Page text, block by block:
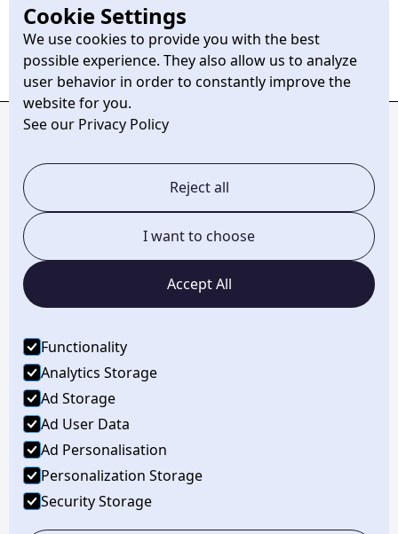
Cookie Settings
We use cookies to provide you with the best
possible experience. They also allow us to analyze
user behavior in order to constantly improve the
website for you.
See our Privacy Policy
Reject all
I want to choose
Accept All
Functionality
Analytics Storage
Ad Storage
Ad User Data
Ad Personalisation
Personalization Storage
Security Storage
Termin vereinbaren
Pentagon Studios
Home
Kontakt
Über uns
Impressum & Datenschutzerklärung